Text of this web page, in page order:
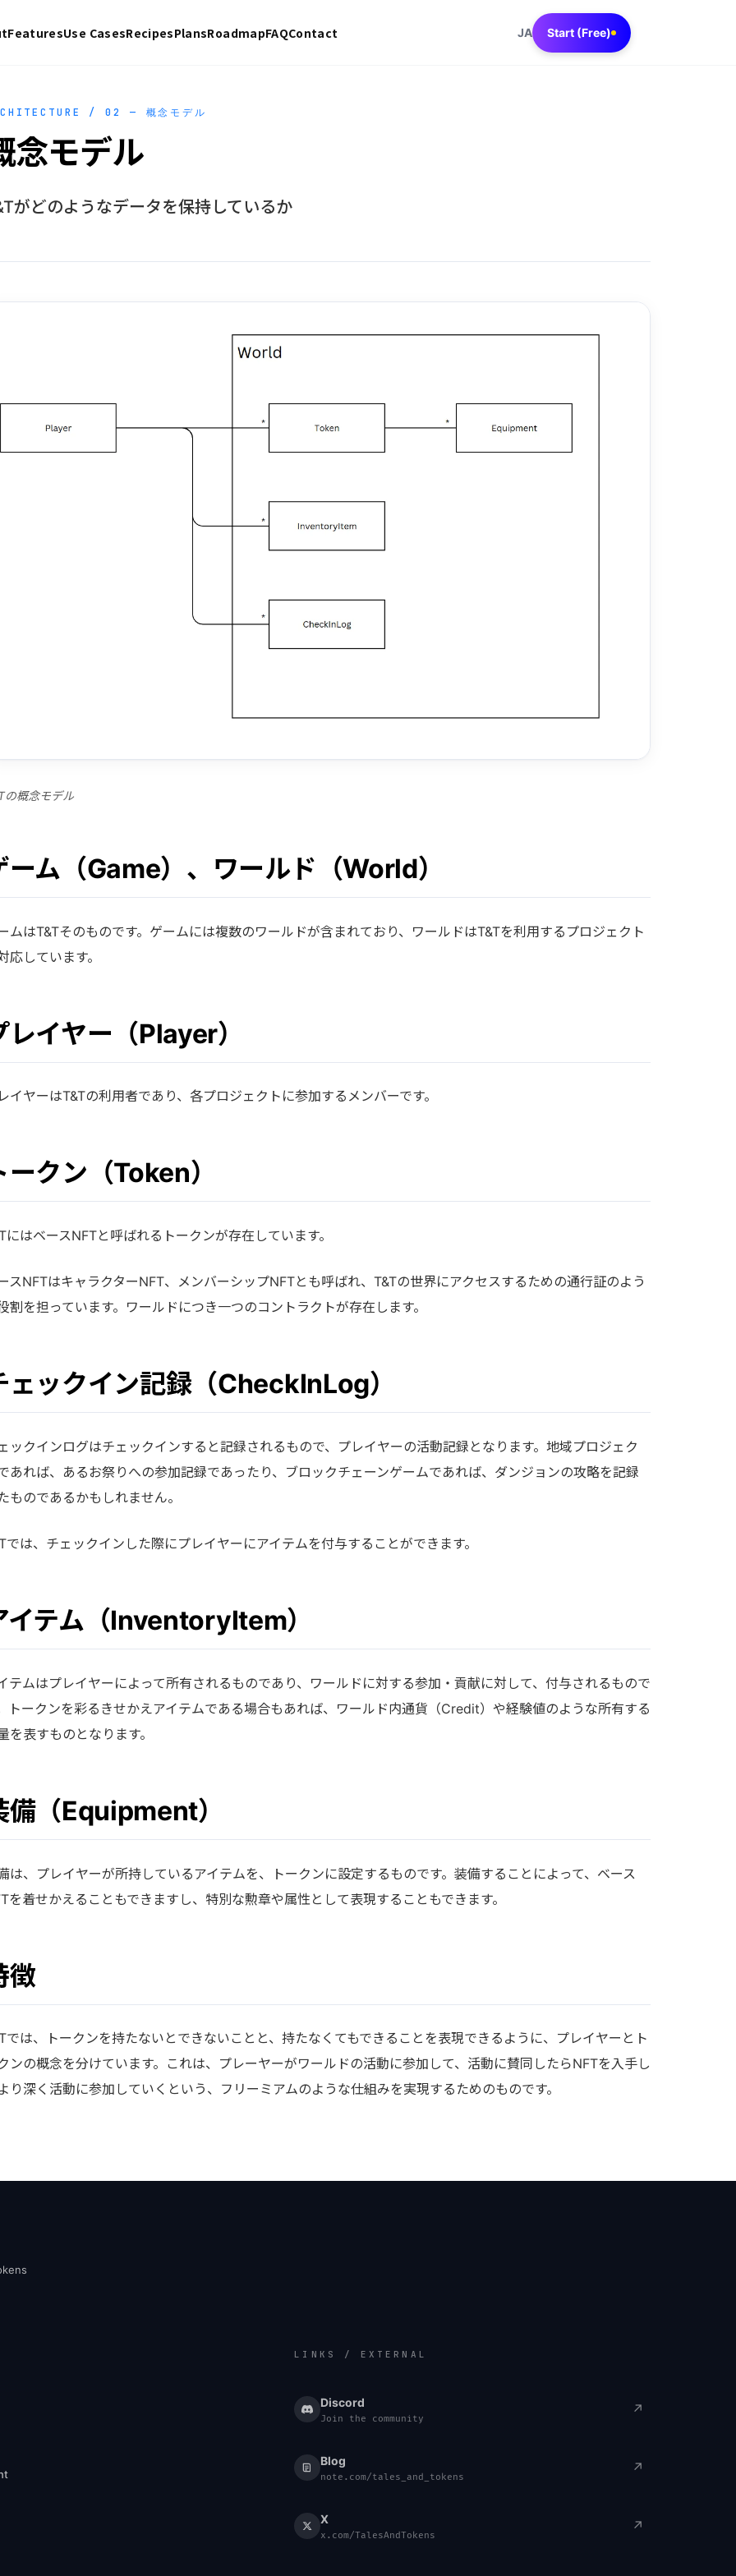
FeaturesUse CasesRecipesPlansRoadmapFAQContact JA Start (Free)
/ 02 — 概念モデル
念モデル
がどのようなデータを保持しているか
の概念モデル
ーム（Game）、ワールド（World）
ムはT&Tそのものです。ゲームには複数のワールドが含まれており、ワールドはT&Tを利用するプロジェクト
応しています。
レイヤー（Player）
イヤーはT&Tの利用者であり、各プロジェクトに参加するメンバーです。
ークン（Token）
にはベースNFTと呼ばれるトークンが存在しています。
スNFTはキャラクターNFT、メンバーシップNFTとも呼ばれ、T&Tの世界にアクセスするための通行証のよう
割を担っています。ワールドにつき一つのコントラクトが存在します。
ェックイン記録（CheckInLog）
ックインログはチェックインすると記録されるもので、プレイヤーの活動記録となります。地域プロジェク
あれば、あるお祭りへの参加記録であったり、ブロックチェーンゲームであれば、ダンジョンの攻略を記録
ものであるかもしれません。
では、チェックインした際にプレイヤーにアイテムを付与することができます。
イテム（InventoryItem）
テムはプレイヤーによって所有されるものであり、ワールドに対する参加・貢献に対して、付与されるもので
トークンを彩るきせかえアイテムである場合もあれば、ワールド内通貨（Credit）や経験値のような所有する
を表すものとなります。
備（Equipment）
は、プレイヤーが所持しているアイテムを、トークンに設定するものです。装備することによって、ベース
を着せかえることもできますし、特別な勲章や属性として表現することもできます。
徴
では、トークンを持たないとできないことと、持たなくてもできることを表現できるように、プレイヤーとト
ンの概念を分けています。これは、プレーヤーがワールドの活動に参加して、活動に賛同したらNFTを入手し
り深く活動に参加していくという、フリーミアムのような仕組みを実現するためのものです。
LINKS / EXTERNAL
Discord
Join the community
↗
Blog
note.com/tales_and_tokens
↗
X
x.com/TalesAndTokens
↗